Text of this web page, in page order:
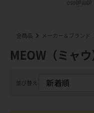
全商品 メーカー＆ブランド
MEOW（ミャウ
並び替え